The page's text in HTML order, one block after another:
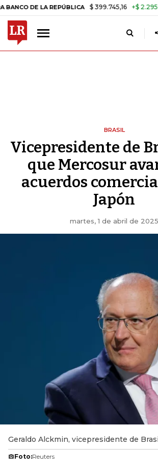
DE LA REPÚBLICA $ 399.745,16 +$ 2.295,71
BRASIL
Vicepresidente de
que Mercosur
acuerdos
Japón
martes, 1 de abril de 2025
Geraldo Alckmin, vicepresidente de
Foto:Reuters